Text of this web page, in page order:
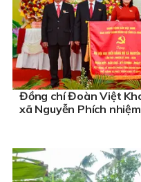
Đồng chí Đoàn Việt
xã Nguyễn Phích